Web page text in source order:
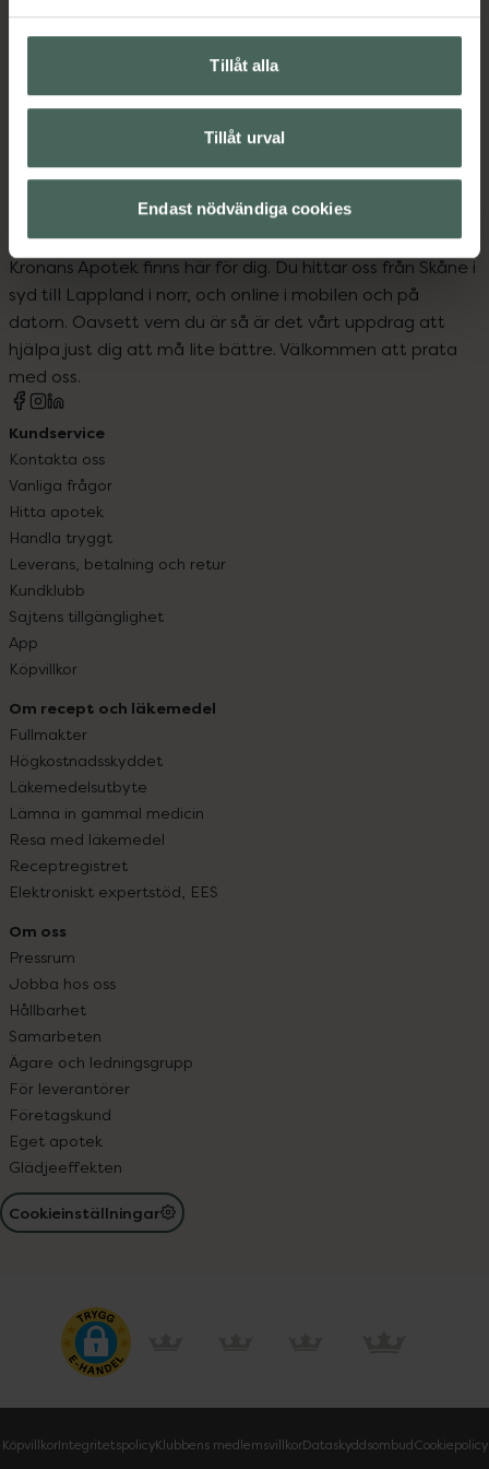
Tillåt alla
Tillåt urval
Endast nödvändiga cookies
Kronans Apotek finns här för dig. Du hittar oss från Skåne i
syd till Lappland i norr, och online i mobilen och på
datorn. Oavsett vem du är så är det vårt uppdrag att
hjälpa just dig att må lite bättre. Välkommen att prata
med oss.
Kundservice
Kontakta oss
Vanliga frågor
Hitta apotek
Handla tryggt
Leverans, betalning och retur
Kundklubb
Sajtens tillgänglighet
App
Köpvillkor
Om recept och läkemedel
Fullmakter
Högkostnadsskyddet
Läkemedelsutbyte
Lämna in gammal medicin
Resa med läkemedel
Receptregistret
Elektroniskt expertstöd, EES
Om oss
Pressrum
Jobba hos oss
Hållbarhet
Samarbeten
Ägare och ledningsgrupp
För leverantörer
Företagskund
Eget apotek
Glädjeeffekten
Cookieinställningar
KöpvillkorIntegritetspolicyKlubbens medlemsvillkorDataskyddsombudCookiepolicy